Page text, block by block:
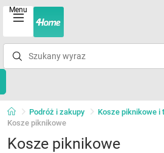
Menu
Podróż i zakupy
Kosze piknikowe i
Kosze piknikowe
Kosze piknikowe